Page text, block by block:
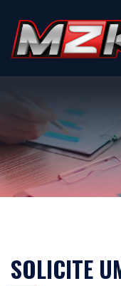
SOLICITE